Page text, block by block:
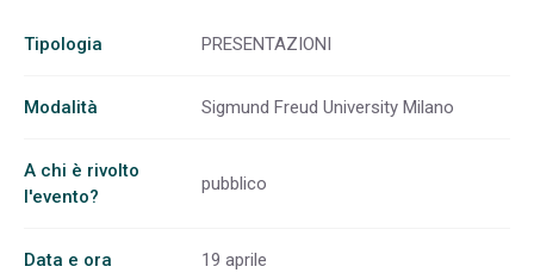
Tipologia PRESENTAZIONI
Modalità Sigmund Freud University Milano
A chi è rivolto
l'evento?
pubblico
Data e ora 19 aprile